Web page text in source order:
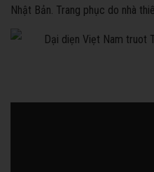
Nhật Bản. Trang phục do nhà